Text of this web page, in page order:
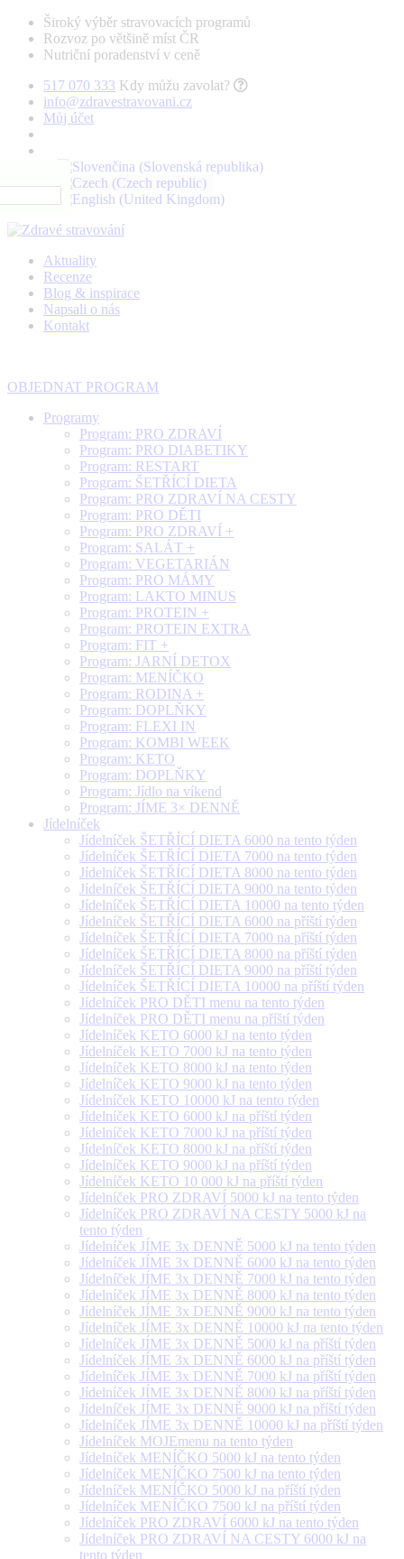
Široký výběr stravovacích programů
Rozvoz po většině míst ČR
Nutriční poradenství v ceně
517 070 333 Kdy můžu zavolat?
info@zdravestravovani.cz
Můj účet
Aktuality
Recenze
Blog & inspirace
Napsali o nás
Kontakt
OBJEDNAT PROGRAM
Programy
Program: PRO ZDRAVÍ
Program: PRO DIABETIKY
Program: RESTART
Program: ŠETŘÍCÍ DIETA
Program: PRO ZDRAVÍ NA CESTY
Program: PRO DĚTI
Program: PRO ZDRAVÍ +
Program: SALÁT +
Program: VEGETARIÁN
Program: PRO MÁMY
Program: LAKTO MINUS
Program: PROTEIN +
Program: PROTEIN EXTRA
Program: FIT +
Program: JARNÍ DETOX
Program: MENÍČKO
Program: RODINA +
Program: DOPLŇKY
Program: FLEXI IN
Program: KOMBI WEEK
Program: KETO
Program: DOPLŇKY
Program: Jídlo na víkend
Program: JÍME 3× DENNĚ
Jídelníček
Jídelníček ŠETŘÍCÍ DIETA 6000 na tento týden
Jídelníček ŠETŘÍCÍ DIETA 7000 na tento týden
Jídelníček ŠETŘÍCÍ DIETA 8000 na tento týden
Jídelníček ŠETŘÍCÍ DIETA 9000 na tento týden
Jídelníček ŠETŘÍCÍ DIETA 10000 na tento týden
Jídelníček ŠETŘÍCÍ DIETA 6000 na příští týden
Jídelníček ŠETŘÍCÍ DIETA 7000 na příští týden
Jídelníček ŠETŘÍCÍ DIETA 8000 na příští týden
Jídelníček ŠETŘÍCÍ DIETA 9000 na příští týden
Jídelníček ŠETŘÍCÍ DIETA 10000 na příští týden
Jídelníček PRO DĚTI menu na tento týden
Jídelníček PRO DĚTI menu na příští týden
Jídelníček KETO 6000 kJ na tento týden
Jídelníček KETO 7000 kJ na tento týden
Jídelníček KETO 8000 kJ na tento týden
Jídelníček KETO 9000 kJ na tento týden
Jídelníček KETO 10000 kJ na tento týden
Jídelníček KETO 6000 kJ na příští týden
Jídelníček KETO 7000 kJ na příští týden
Jídelníček KETO 8000 kJ na příští týden
Jídelníček KETO 9000 kJ na příští týden
Jídelníček KETO 10 000 kJ na příští týden
Jídelníček PRO ZDRAVÍ 5000 kJ na tento týden
Jídelníček PRO ZDRAVÍ NA CESTY 5000 kJ na
tento týden
Jídelníček JÍME 3x DENNĚ 5000 kJ na tento týden
Jídelníček JÍME 3x DENNĚ 6000 kJ na tento týden
Jídelníček JÍME 3x DENNĚ 7000 kJ na tento týden
Jídelníček JÍME 3x DENNĚ 8000 kJ na tento týden
Jídelníček JÍME 3x DENNĚ 9000 kJ na tento týden
Jídelníček JÍME 3x DENNĚ 10000 kJ na tento týden
Jídelníček JÍME 3x DENNĚ 5000 kJ na příští týden
Jídelníček JÍME 3x DENNĚ 6000 kJ na příští týden
Jídelníček JÍME 3x DENNĚ 7000 kJ na příští týden
Jídelníček JÍME 3x DENNĚ 8000 kJ na příští týden
Jídelníček JÍME 3x DENNĚ 9000 kJ na příští týden
Jídelníček JÍME 3x DENNĚ 10000 kJ na příští týden
Jídelníček MOJEmenu na tento týden
Jídelníček MENÍČKO 5000 kJ na tento týden
Jídelníček MENÍČKO 7500 kJ na tento týden
Jídelníček MENÍČKO 5000 kJ na příští týden
Jídelníček MENÍČKO 7500 kJ na příští týden
Jídelníček PRO ZDRAVÍ 6000 kJ na tento týden
Jídelníček PRO ZDRAVÍ NA CESTY 6000 kJ na
tento týden